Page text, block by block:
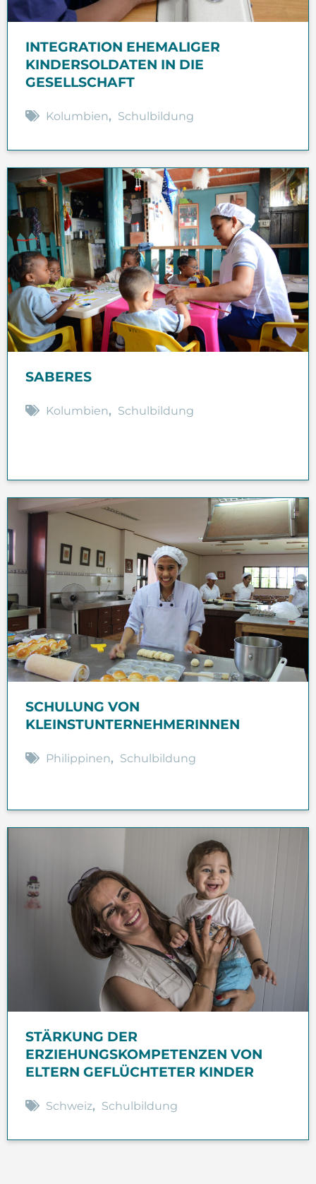
INTEGRATION EHEMALIGER
KINDERSOLDATEN IN DIE
GESELLSCHAFT
Kolumbien, Schulbildung
SABERES
Kolumbien, Schulbildung
SCHULUNG VON
KLEINSTUNTERNEHMERINNEN
Philippinen, Schulbildung
STÄRKUNG DER
ERZIEHUNGSKOMPETENZEN VON
ELTERN GEFLÜCHTETER KINDER
Schweiz, Schulbildung